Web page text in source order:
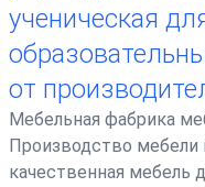
ученическая
от
Мебельная фабрика
Производство мебели
качественная мебель